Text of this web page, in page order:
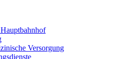
Versorgung